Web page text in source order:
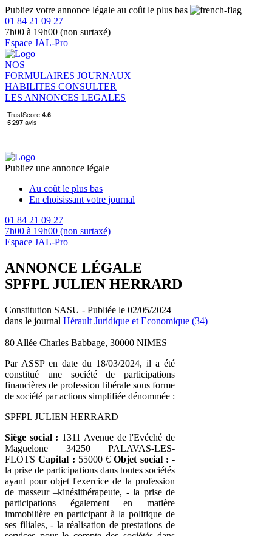
Publiez votre annonce légale au coût le plus bas
01 84 21 09 27
7h00 à 19h00 (non surtaxé)
Espace JAL-Pro
NOS
FORMULAIRES JOURNAUX
HABILITES CONSULTER
LES ANNONCES LEGALES
Publiez une annonce légale
Au coût le plus bas
En choisissant votre journal
01 84 21 09 27
7h00 à 19h00 (non surtaxé)
Espace JAL-Pro
ANNONCE LÉGALE
SPFPL JULIEN HERRARD
Constitution SASU - Publiée le 02/05/2024
dans le journal Hérault Juridique et Economique (34)
80 Allée Charles Babbage, 30000 NIMES
Par ASSP en date du 18/03/2024, il a été
constitué une société de participations
financières de profession libérale sous forme
de société par actions simplifiée dénommée :
SPFPL JULIEN HERRARD
Siège social : 1311 Avenue de l'Evéché de
Maguelone 34250 PALAVAS-LES-
FLOTSCapital : 55000 €Objet social : -
la prise de participations dans toutes sociétés
ayant pour objet l'exercice de la profession
de masseur –kinésithérapeute, - la prise de
participations également en matière
immobilière en participant à la politique de
ses filiales, - la réalisation de prestations de